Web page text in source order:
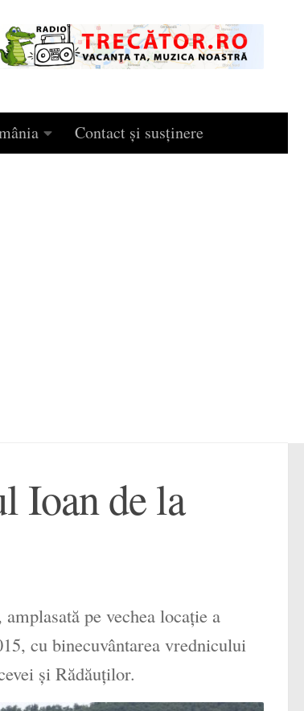
Contact și susținere
Ioan de la
pe vechea locație a
cu binecuvântarea vrednicului
și Rădăuților.